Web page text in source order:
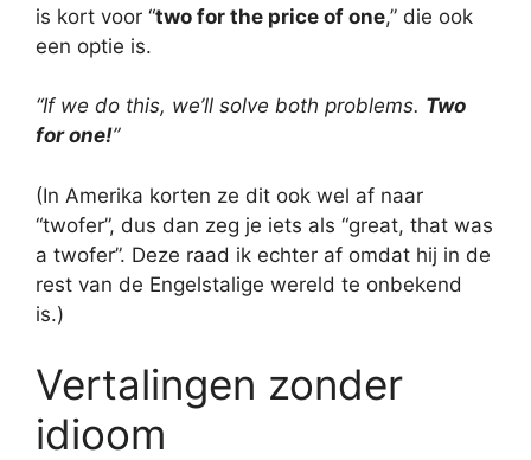
is kort voor “two for the price of one,” die ook
een optie is.
“If we do this, we’ll solve both problems. Two
for one!”
(In Amerika korten ze dit ook wel af naar
“twofer”, dus dan zeg je iets als “great, that was
a twofer”. Deze raad ik echter af omdat hij in de
rest van de Engelstalige wereld te onbekend
is.)
Vertalingen zonder
idioom